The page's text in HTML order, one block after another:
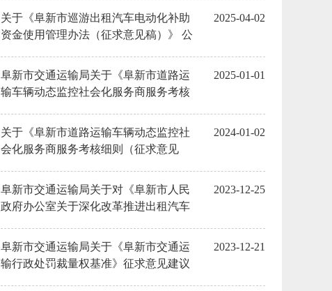
关于《阜新市巡游出租汽车电动化补助
资金使用管理办法（征求意见稿）》 公
2025-04-02
阜新市交通运输局关于《阜新市道路运
输车辆动态监控社会化服务商服务考核
反馈情况
2025-01-01
关于《阜新市道路运输车辆动态监控社
会化服务商服务考核细则（征求意见
2024-01-02
阜新市交通运输局关于对《阜新市人民
政府办公室关于深化改革推进出租汽车
求意见的反馈情况
2023-12-25
阜新市交通运输局关于《阜新市交通运
输行政处罚裁量权基准》征求意见建议
2023-12-21